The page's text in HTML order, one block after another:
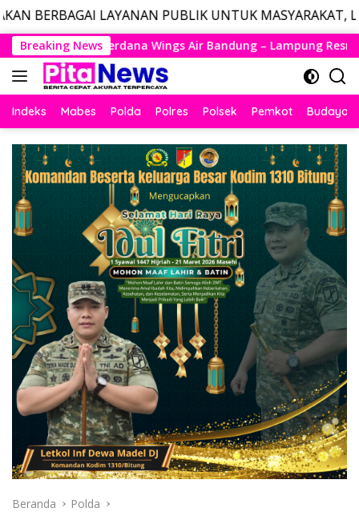
PUBLIK UNTUK MASYARAKAT, LAYANAN
Langsung
ke
konten
Breaking News
Bandung – Lampung Resmi Mengudara, Husein Kembali
Indeks Mabes Polda Polres Polsek Pemkot Budaya
Beranda Polda